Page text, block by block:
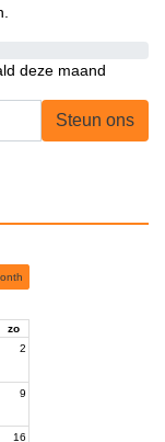
deze maand
Steun ons
zo
2
9
16